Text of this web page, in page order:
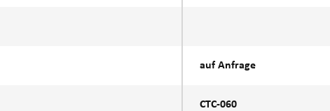
auf Anfrage
CTC-060